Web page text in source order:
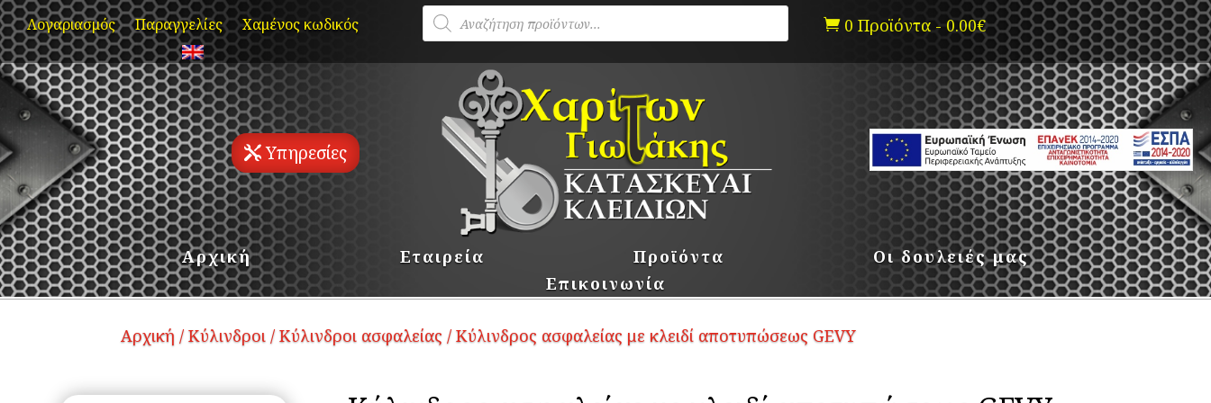
Skip
to
content
Λογαριασμός Παραγγελίες Χαμένος κωδικός
Products
search  0 Προϊόντα - 0.00€
Υπηρεσίες
Αρχική Εταιρεία Προϊόντα
Οι δουλειές μας
Επικοινωνία
Αρχική /Κύλινδροι /Κύλινδροι ασφαλείας / Κύλινδρος ασφαλείας με κλειδί αποτυπώσεως GEVY